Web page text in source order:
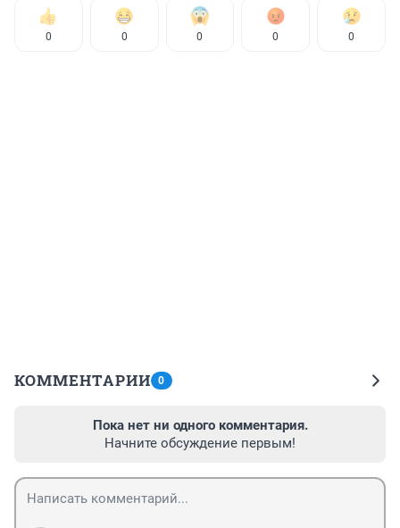
0 0 0 0 0
КОММЕНТАРИИ 0
Пока нет ни одного комментария.
Начните обсуждение первым!